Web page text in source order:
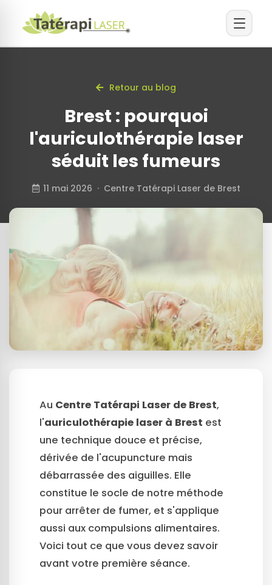
Retour au blog
Brest : pourquoi
l'auriculothérapie laser
séduit les fumeurs
11 mai 2026 · Centre Tatérapi Laser de Brest
Au Centre Tatérapi Laser de Brest,
l'auriculothérapie laser à Brest est
une technique douce et précise,
dérivée de l'acupuncture mais
débarrassée des aiguilles. Elle
constitue le socle de notre méthode
pour arrêter de fumer, et s'applique
aussi aux compulsions alimentaires.
Voici tout ce que vous devez savoir
avant votre première séance.